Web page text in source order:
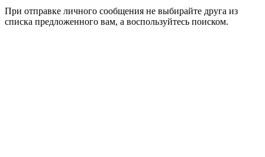
При отправке личного сообщения не выбирайте друга из
списка предложенного вам, а воспользуйтесь поиском.